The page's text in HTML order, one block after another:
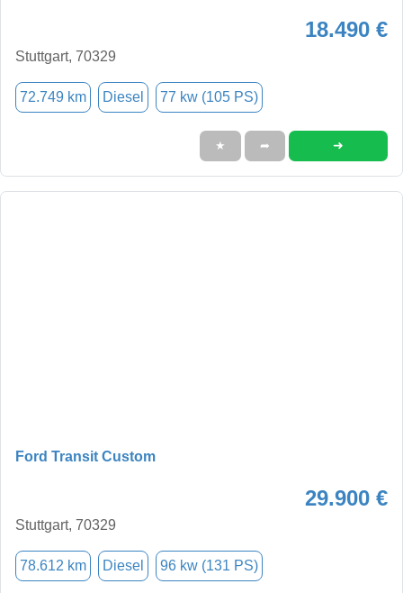
18.490 €
Stuttgart, 70329
72.749 km Diesel 77 kw (105 PS)
★ ➦ ➜
Ford Transit Custom
29.900 €
Stuttgart, 70329
78.612 km Diesel 96 kw (131 PS)